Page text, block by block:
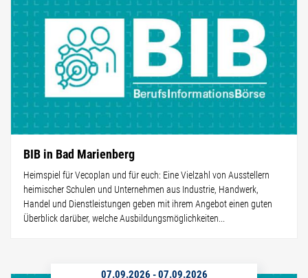
BIB in Bad Marienberg
Heimspiel für Vecoplan und für euch: Eine Vielzahl von Ausstellern
heimischer Schulen und Unternehmen aus Industrie, Handwerk,
Handel und Dienstleistungen geben mit ihrem Angebot einen guten
Überblick darüber, welche Ausbildungsmöglichkeiten...
07.09.2026 -07.09.2026